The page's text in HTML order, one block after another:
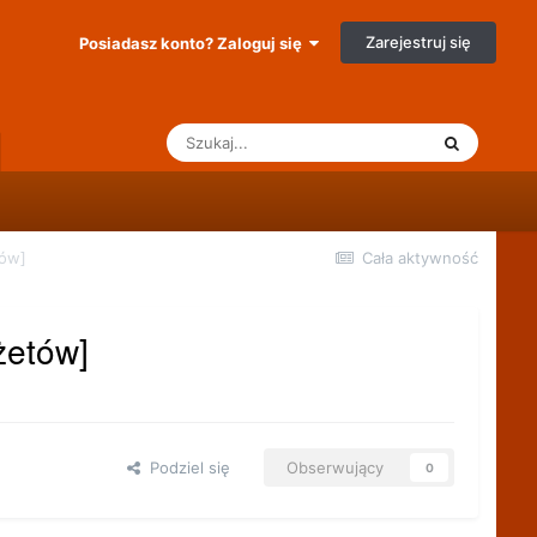
Posiadasz konto? Zaloguj się Zarejestruj się
Cała aktywność
Podziel się Obserwujący 0